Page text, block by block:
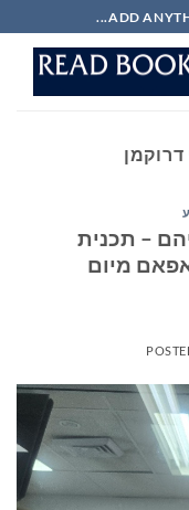
ADD
דרוקמן
– תכנית
ברדיו קסם 106אפאם מיום